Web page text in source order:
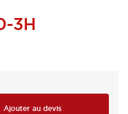
3H
Ajouter au devis